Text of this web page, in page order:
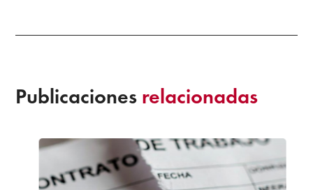
Publicaciones relacionadas